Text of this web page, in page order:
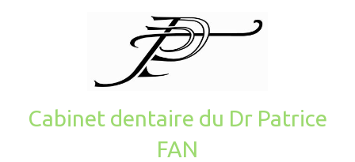
Cabinet dentaire du Dr Patrice
FAN